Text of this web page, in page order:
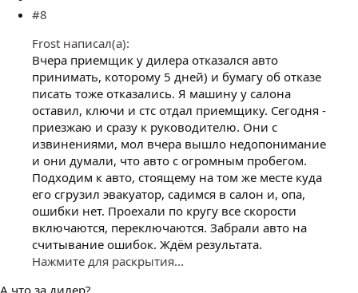
#8
Frost написал(а):
Вчера приемщик у дилера отказался авто
принимать, которому 5 дней) и бумагу об отказе
писать тоже отказались. Я машину у салона
оставил, ключи и стс отдал приемщику. Сегодня -
приезжаю и сразу к руководителю. Они с
извинениями, мол вчера вышло недопонимание
и они думали, что авто с огромным пробегом.
Подходим к авто, стоящему на том же месте куда
его сгрузил эвакуатор, садимся в салон и, опа,
ошибки нет. Проехали по кругу все скорости
включаются, переключаются. Забрали авто на
считывание ошибок. Ждём результата.
Нажмите для раскрытия...
А что за дилер?